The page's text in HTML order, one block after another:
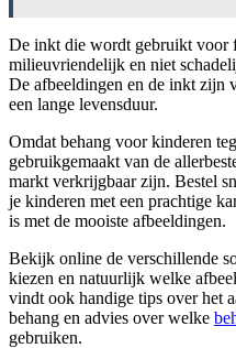
De inkt die wordt gebruikt voor
milieuvriendelijk en niet
De afbeeldingen en de inkt zijn
een lange levensduur.
Omdat behang voor kinderen
gebruikgemaakt van de
markt verkrijgbaar zijn. Bestel
je kinderen met een prachtige
is met de mooiste afbeeldingen.
Bekijk online de verschillende
kiezen en natuurlijk welke
vindt ook handige tips over het
behang en advies over welke
gebruiken.